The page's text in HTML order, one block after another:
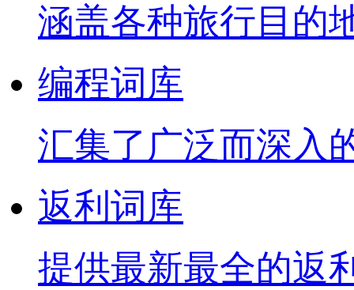
涵盖各种旅行目的
编程词库
汇集了广泛而深入
返利词库
提供最新最全的返